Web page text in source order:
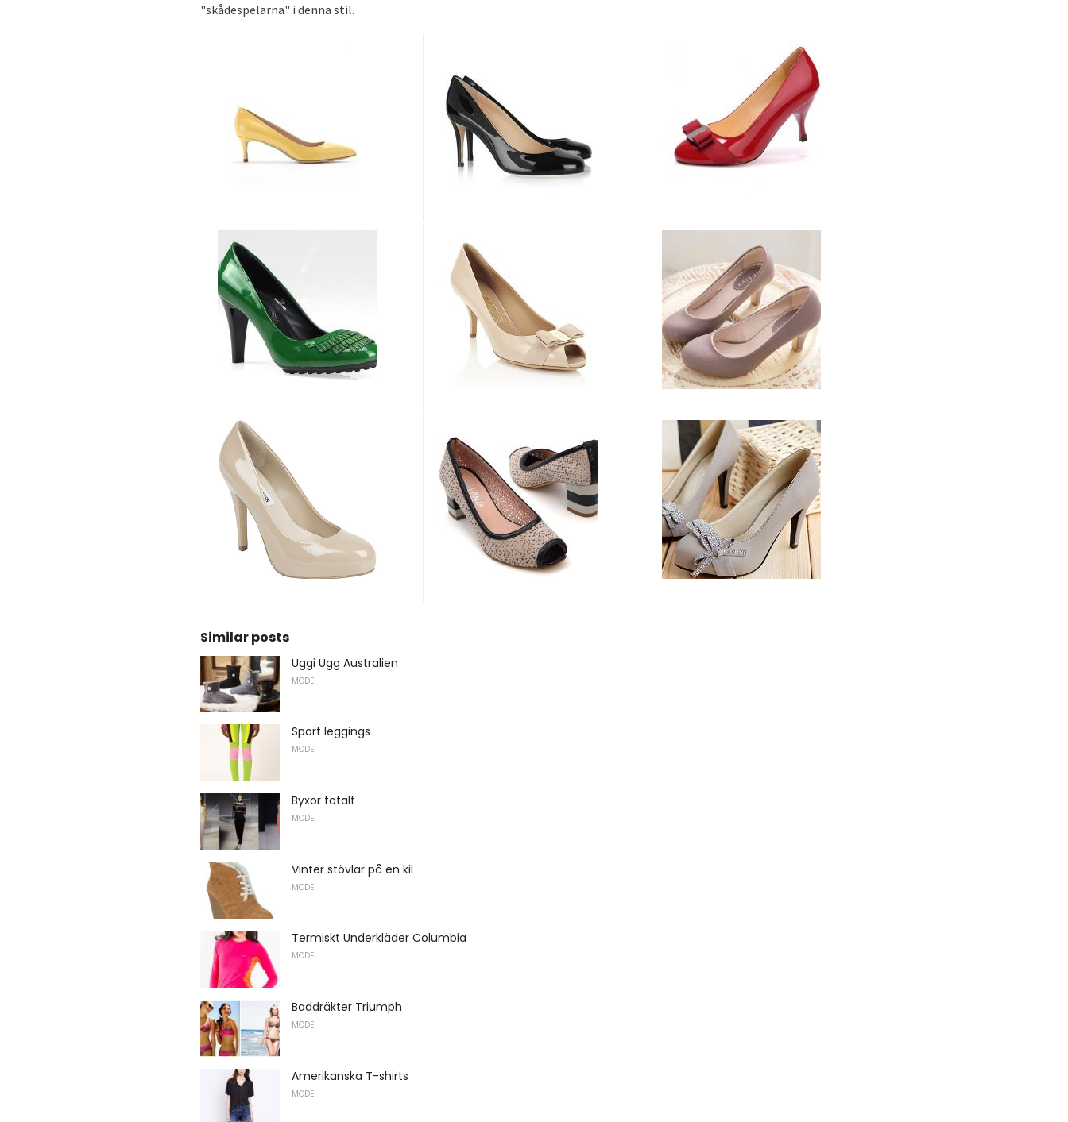
"skådespelarna" i denna stil.
Similar posts
Uggi Ugg Australien
MODE
Sport leggings
MODE
Byxor totalt
MODE
Vinter stövlar på en kil
MODE
Termiskt Underkläder Columbia
MODE
Baddräkter Triumph
MODE
Amerikanska T-shirts
MODE